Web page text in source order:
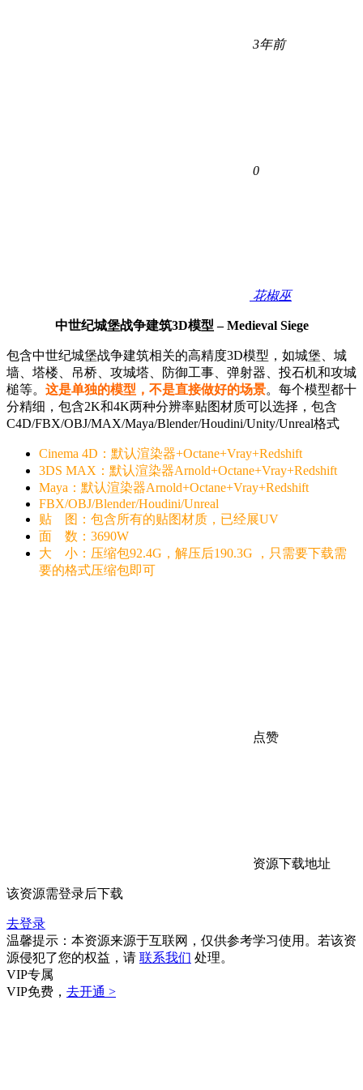
3年前
0
花椒巫
中世纪城堡战争建筑3D模型 – Medieval Siege
包含中世纪城堡战争建筑相关的高精度3D模型，如城堡、城
墙、塔楼、吊桥、攻城塔、防御工事、弹射器、投石机和攻城
槌等。 这是单独的模型，不是直接做好的场景。每个模型都十
分精细，包含2K和4K两种分辨率贴图材质可以选择，包含
C4D/FBX/OBJ/MAX/Maya/Blender/Houdini/Unity/Unreal格式
Cinema 4D：默认渲染器+Octane+Vray+Redshift
3DS MAX：默认渲染器Arnold+Octane+Vray+Redshift
Maya：默认渲染器Arnold+Octane+Vray+Redshift
FBX/OBJ/Blender/Houdini/Unreal
贴 图：包含所有的贴图材质，已经展UV
面 数：3690W
大 小：压缩包92.4G，解压后190.3G ，只需要下载需
要的格式压缩包即可
点赞
资源下载地址
该资源需登录后下载
去登录
温馨提示：本资源来源于互联网，仅供参考学习使用。若该资
源侵犯了您的权益，请 联系我们 处理。
VIP专属
VIP免费， 去开通 >